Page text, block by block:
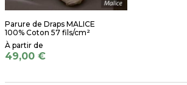
Parure de Draps MALICE
100% Coton 57 fils/cm²
49,00 €